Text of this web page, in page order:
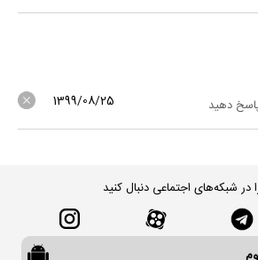
دهید 1399/08/25
در شبکه‌های اجتماعی دنبال کنید